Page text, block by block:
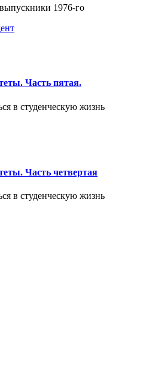
1976-го
Часть пятая.
в студенческую жизнь
Часть четвертая
в студенческую жизнь